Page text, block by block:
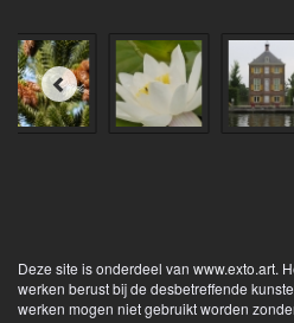
Deze site is onderdeel van www.exto.art.
werken berust bij de desbetreffende
werken mogen niet gebruikt worden